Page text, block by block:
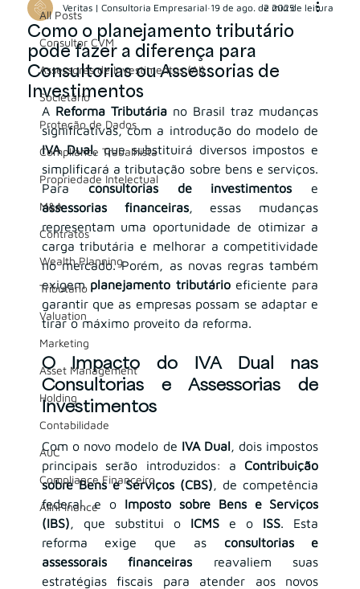
All Posts
Consultor CVM
Assessores de Investimentos (AI)
Societário
Proteção de Dados
Compliance Trabalhista
Propriedade Intelectual
M&A
Contratos
Wealth Planning
Tributário
Valuation
Marketing
Asset Management
Holding
Contabilidade
AuC
Compliance Financeiro
AIInFinance
Como o planejamento tributário
pode fazer a diferença para
Consultorias ou Assessorias de
Investimentos
Veritas | Consultoria Empresarial 19 de ago. de 20252 min de leitura
A Reforma Tributária no Brasil traz mudanças
IVA Dual, que substituirá diversos impostos e
simplificará a tributação sobre bens e serviços.
Para consultorias de investimentos
assessorias financeiras, essas mudanças
representam uma oportunidade de otimizar a
carga tributária e melhorar a competitividade
no mercado. Porém, as novas regras também
exigem planejamento tributário eficiente para
garantir que as empresas possam se adaptar e
tirar o máximo proveito da reforma.
O Impacto do IVA Dual nas
Consultorias e Assessorias de
Investimentos
Com o novo modelo de IVA Dual, dois impostos
principais serão introduzidos: a Contribuição
sobre Bens e Serviços (CBS), de competência
federal, e o Imposto sobre Bens e Serviços
(IBS), que substitui o ICMS e o ISS. Esta
reforma exige que as consultorias e
assessorais financeiras reavaliem suas
estratégias fiscais para atender aos novos